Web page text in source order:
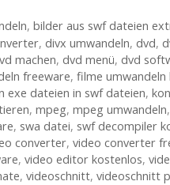
, bilder aus swf dateien
, divx umwandeln, dvd,
machen, dvd menü, dvd
freeware, filme umwandeln
exe dateien in swf dateien,
, mpeg, mpeg umwandeln,
, swa datei, swf decompiler
converter, video converter
, video editor kostenlos,
, videoschnitt, videoschnitt